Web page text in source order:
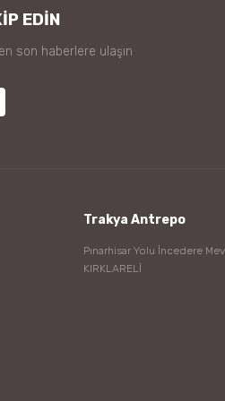
EDİN
son haberlere ulaşın
Trakya Antrepo
Pınarhisar Yolu İncedere
KIRKLARELİ